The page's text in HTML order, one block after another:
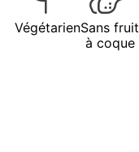
VégétarienSans fruit
à coque